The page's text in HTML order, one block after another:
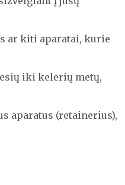
ar kiti aparatai, kurie
iki kelerių metų,
aparatus (retainerius),